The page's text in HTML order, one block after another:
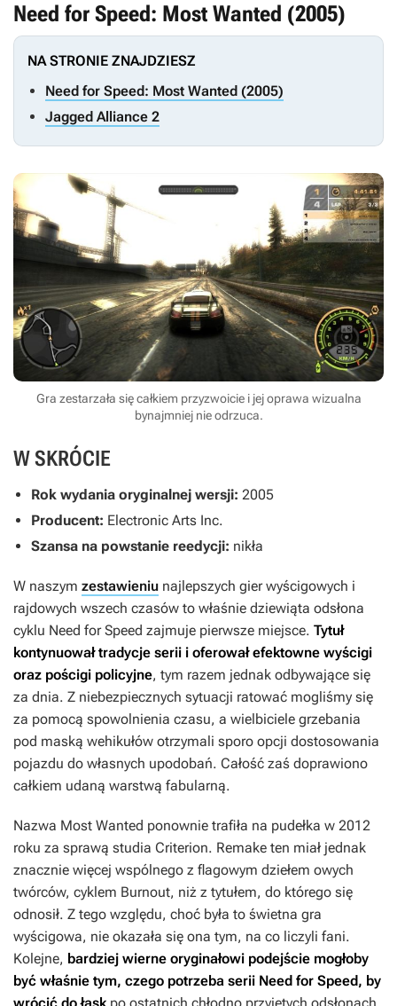
Need for Speed: Most Wanted (2005)
NA STRONIE ZNAJDZIESZ
Need for Speed: Most Wanted (2005)
Jagged Alliance 2
Gra zestarzała się całkiem przyzwoicie i jej oprawa wizualna
bynajmniej nie odrzuca.
W SKRÓCIE
Rok wydania oryginalnej wersji: 2005
Producent: Electronic Arts Inc.
Szansa na powstanie reedycji: nikła
W naszym zestawieniu najlepszych gier wyścigowych i
rajdowych wszech czasów to właśnie dziewiąta odsłona
cyklu Need for Speed zajmuje pierwsze miejsce. Tytuł
kontynuował tradycje serii i oferował efektowne wyścigi
oraz pościgi policyjne, tym razem jednak odbywające się
za dnia. Z niebezpiecznych sytuacji ratować mogliśmy się
za pomocą spowolnienia czasu, a wielbiciele grzebania
pod maską wehikułów otrzymali sporo opcji dostosowania
pojazdu do własnych upodobań. Całość zaś doprawiono
całkiem udaną warstwą fabularną.
Nazwa Most Wanted ponownie trafiła na pudełka w 2012
roku za sprawą studia Criterion. Remake ten miał jednak
znacznie więcej wspólnego z flagowym dziełem owych
twórców, cyklem Burnout, niż z tytułem, do którego się
odnosił. Z tego względu, choć była to świetna gra
wyścigowa, nie okazała się ona tym, na co liczyli fani.
Kolejne, bardziej wierne oryginałowi podejście mogłoby
być właśnie tym, czego potrzeba serii Need for Speed, by